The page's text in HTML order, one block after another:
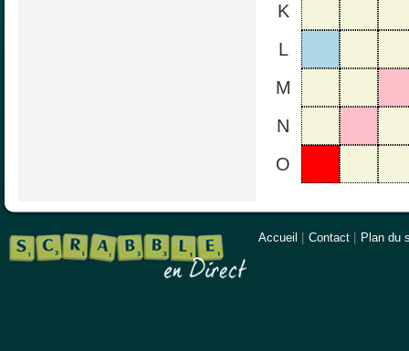
K
L
M
N
O
Accueil Contact Plan du